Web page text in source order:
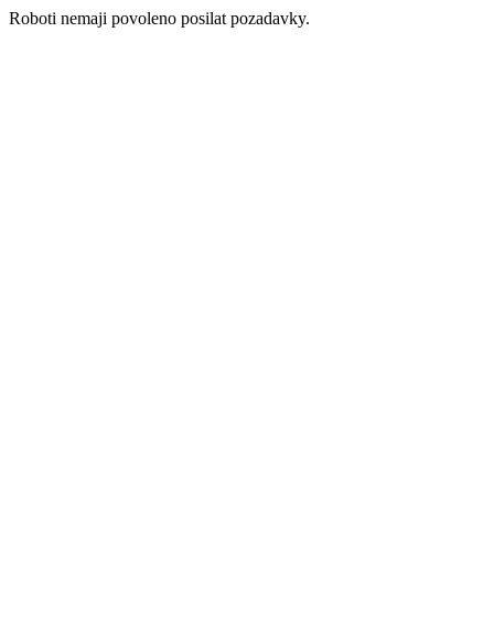
Roboti nemaji povoleno posilat pozadavky.